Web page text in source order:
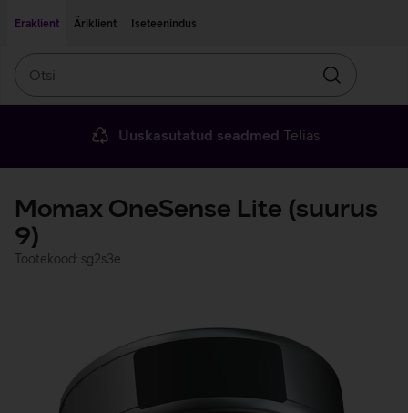
Eraklient
Äriklient Iseteenindus
Otsin
Uuskasutatud seadmed Telias
Momax OneSense Lite (suurus
9)
Tootekood: sg2s3e